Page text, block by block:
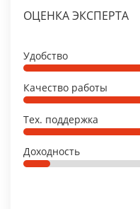
ОЦЕНКА ЭКСПЕРТА
Удобство
Качество работы
Тех. поддержка
Доходность